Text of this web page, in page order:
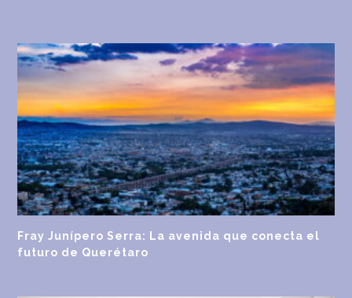
Fray Junípero Serra: La avenida que conecta el
futuro de Querétaro